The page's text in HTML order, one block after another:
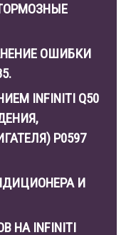
ОШИБКИ
INFINITI Q50
P0597
И
НА INFINITI